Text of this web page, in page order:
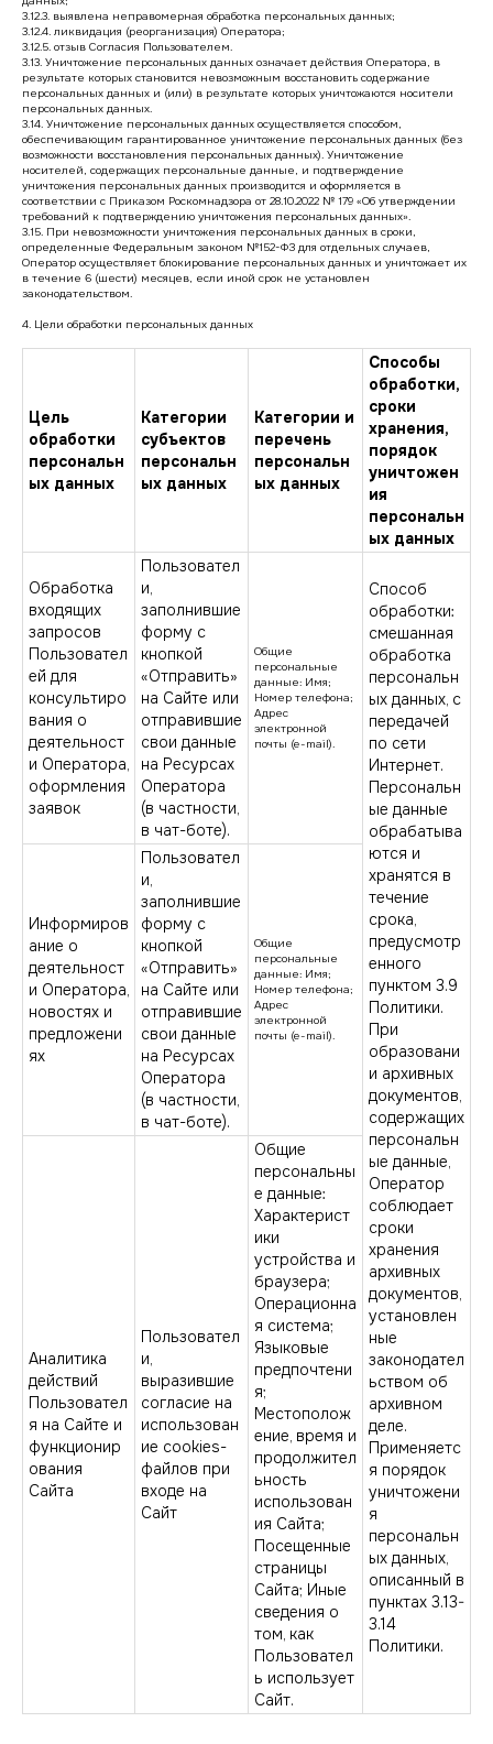
3.12.3. выявлена неправомерная обработка персональных данных;
3.12.4. ликвидация (реорганизация) Оператора;
3.12.5. отзыв Согласия Пользователем.
3.13. Уничтожение персональных данных означает действия Оператора, в
результате которых становится невозможным восстановить содержание
персональных данных и (или) в результате которых уничтожаются носители
персональных данных.
3.14. Уничтожение персональных данных осуществляется способом,
обеспечивающим гарантированное уничтожение персональных данных (без
возможности восстановления персональных данных). Уничтожение
носителей, содержащих персональные данные, и подтверждение
уничтожения персональных данных производится и оформляется в
соответствии с Приказом Роскомнадзора от 28.10.2022 № 179 «Об утверждении
требований к подтверждению уничтожения персональных данных».
3.15. При невозможности уничтожения персональных данных в сроки,
определенные Федеральным законом №152-ФЗ для отдельных случаев,
Оператор осуществляет блокирование персональных данных и уничтожает их
в течение 6 (шести) месяцев, если иной срок не установлен
законодательством.
4. Цели обработки персональных данных
Цель
обработки
персональн
ых данных
Категории
субъектов
персональн
ых данных
Категории и
перечень
персональн
ых данных
Способы
обработки,
сроки
хранения,
порядок
уничтожен
ия
персональн
ых данных
Обработка
входящих
запросов
Пользовател
ей для
консультиро
вания о
деятельност
и Оператора,
оформления
заявок
Пользовател
и,
заполнившие
форму с
кнопкой
«Отправить»
на Сайте или
отправившие
свои данные
на Ресурсах
Оператора
(в частности,
в чат-боте).
Общие
персональные
данные: Имя;
Номер телефона;
Адрес
электронной
почты (e-mail).
Способ
обработки:
смешанная
обработка
персональн
ых данных, с
передачей
по сети
Интернет.
Персональн
ые данные
обрабатыва
ются и
хранятся в
течение
срока,
предусмотр
енного
пунктом 3.9
Политики.
При
образовани
и архивных
документов,
содержащих
персональн
ые данные,
Оператор
соблюдает
сроки
хранения
архивных
документов,
установлен
ные
законодател
ьством об
архивном
деле.
Применяетс
я порядок
уничтожени
я
персональн
ых данных,
описанный в
пунктах 3.13-
3.14
Политики.
Информиров
ание о
деятельност
и Оператора,
новостях и
предложени
ях
Пользовател
и,
заполнившие
форму с
кнопкой
«Отправить»
на Сайте или
отправившие
свои данные
на Ресурсах
Оператора
(в частности,
в чат-боте).
Общие
персональные
данные: Имя;
Номер телефона;
Адрес
электронной
почты (e-mail).
Аналитика
действий
Пользовател
я на Сайте и
функционир
ования
Сайта
Пользовател
и,
выразившие
согласие на
использован
ие cookies-
файлов при
входе на
Сайт
Общие
персональны
е данные:
Характерист
ики
устройства и
браузера;
Операционна
я система;
Языковые
предпочтени
я;
Местополож
ение, время и
продолжител
ьность
использован
ия Сайта;
Посещенные
страницы
Сайта; Иные
сведения о
том, как
Пользовател
ь использует
Сайт.